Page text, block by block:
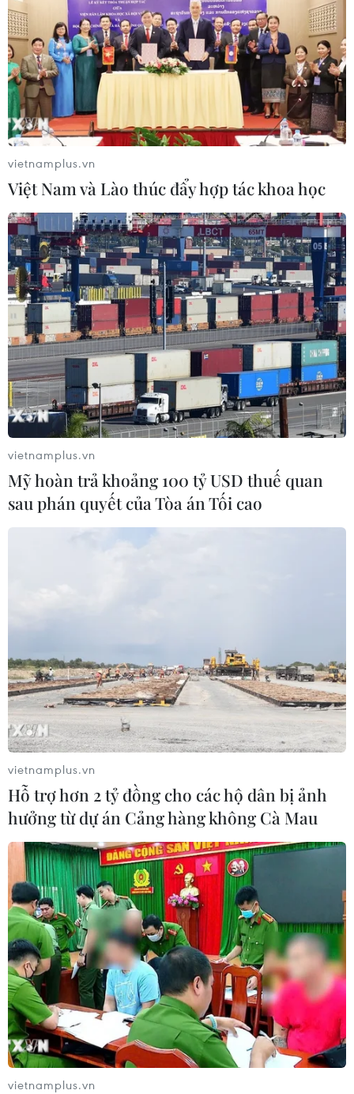
vietnamplus.vn
Việt Nam và Lào thúc đẩy hợp tác khoa học
vietnamplus.vn
Mỹ hoàn trả khoảng 100 tỷ USD thuế quan
sau phán quyết của Tòa án Tối cao
vietnamplus.vn
Hỗ trợ hơn 2 tỷ đồng cho các hộ dân bị ảnh
hưởng từ dự án Cảng hàng không Cà Mau
vietnamplus.vn